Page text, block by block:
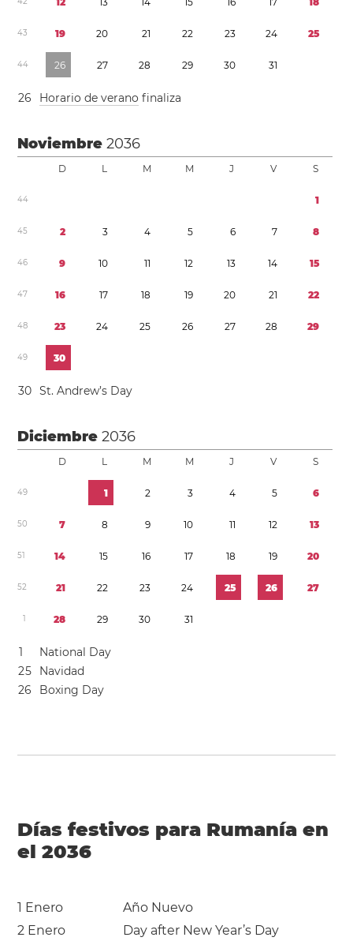
43 19 20 21 22 23 24 25
44 26 27 28 29 30 31
26 Horario de verano finaliza
Noviembre2036
D L M M J V S
44 1
45 2 3 4 5 6 7 8
46 9 10 11 12 13 14 15
47 16 17 18 19 20 21 22
48 23 24 25 26 27 28 29
49 30
30 St. Andrew’s Day
Diciembre2036
D L M M J V S
49 1 2 3 4 5 6
50 7 8 9 10 11 12 13
51 14 15 16 17 18 19 20
52 21 22 23 24 25 26 27
1 28 29 30 31
1
National Day
25
Navidad
26 Boxing Day
Días festivos para Rumanía en
el 2036
1 Enero
Año Nuevo
2 Enero
Day after New Year’s Day